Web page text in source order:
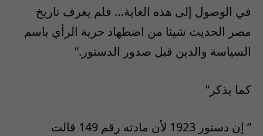
في الوصول إلى هذه الغاية… فلم يعرف تاريخ
مصر الحديث شيئا من اضطهاد حرية الرأي باسم
السياسة والدين قبل صدور الدستور.”
كما يذكر”
” إن دستور 1923 لأن مادته رقم 149 قالت